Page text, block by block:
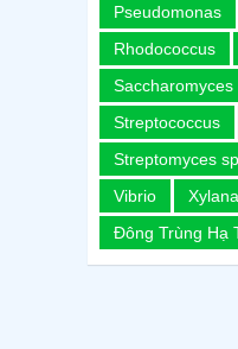
Pseudomonas
Rhodococcus
Saccharomyces
Streptococcus
Streptomyces sp
Vibrio
Đông Trùng Hạ